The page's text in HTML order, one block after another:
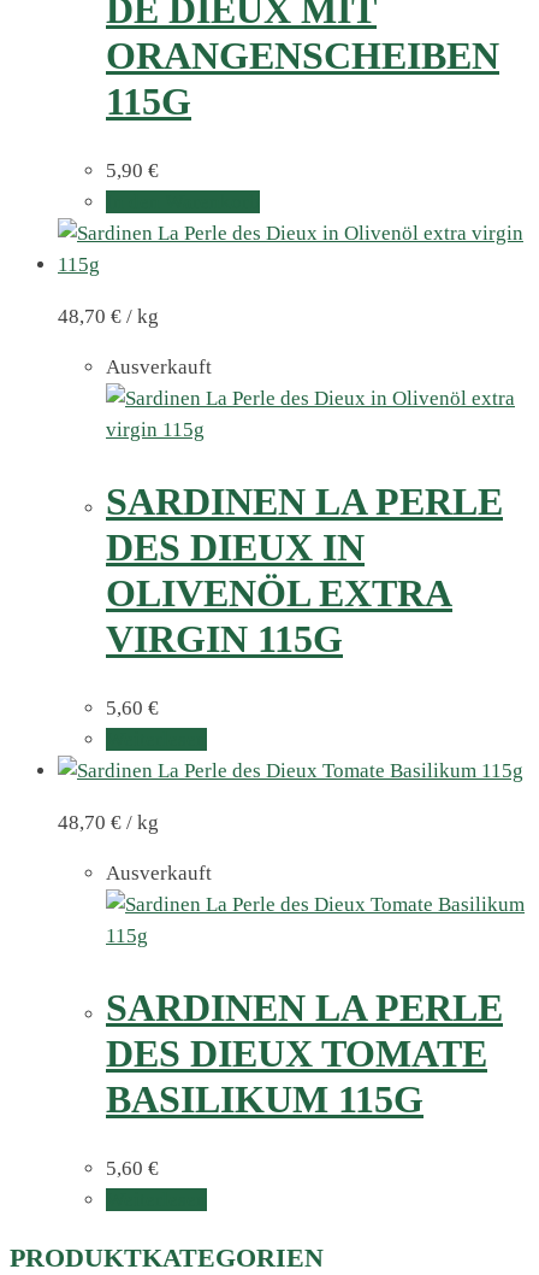
DE DIEUX MIT
ORANGENSCHEIBEN
115G
5,90 €
48,70 € / kg
Ausverkauft
SARDINEN LA PERLE
DES DIEUX IN
OLIVENÖL EXTRA
VIRGIN 115G
5,60 €
48,70 € / kg
Ausverkauft
SARDINEN LA PERLE
DES DIEUX TOMATE
BASILIKUM 115G
5,60 €
PRODUKTKATEGORIEN